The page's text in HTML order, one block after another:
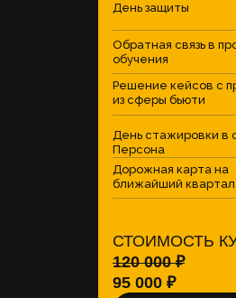
Обратная связь в
обучения
День защиты
Решение кейсов с
из сферы бьюти
День стажировки в
Персона
Дорожная карта на
ближайший квартал
СТОИМОСТЬ
120 000 ₽
95 000 ₽